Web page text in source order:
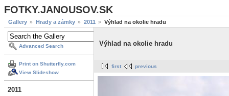
FOTKY.JANOUSOV.SK
Gallery Hrady a zámky 2011 Výhlad na okolie hradu
Advanced Search
Print on Shutterfly.com
View Slideshow
2011
Výhlad na okolie hradu
first previous